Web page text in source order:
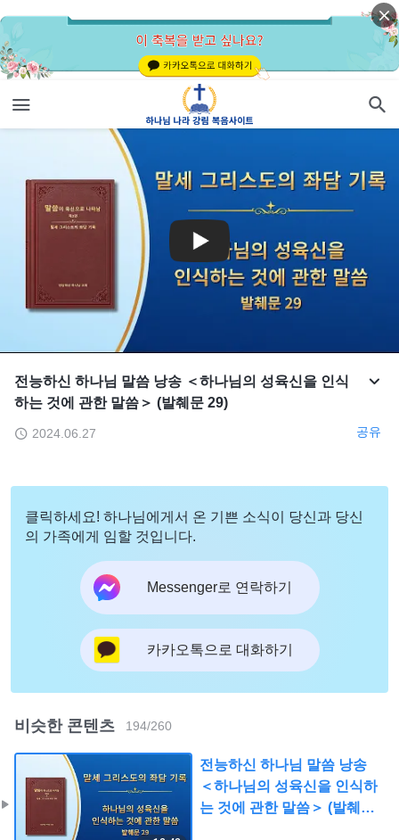
전능하신 하나님 말씀 낭송 ＜하나님의 성육신을 인식
하는 것에 관한 말씀＞ (발췌문 29)
2024.06.27 공유
클릭하세요! 하나님에게서 온 기쁜 소식이 당신과 당신
의 가족에게 임할 것입니다.
Messenger로 연락하기
카카오톡으로 대화하기
비슷한 콘텐츠 194/260
전능하신 하나님 말씀 낭송
＜하나님의 성육신을 인식하
는 것에 관한 말씀＞ (발췌문